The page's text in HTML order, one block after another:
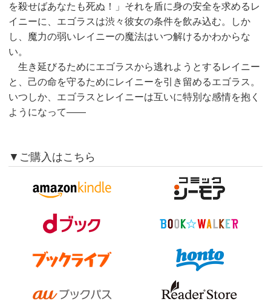
を殺せばあなたも死ぬ！」それを盾に身の安全を求めるレ
イニーに、エゴラスは渋々彼女の条件を飲み込む。しか
し、魔力の弱いレイニーの魔法はいつ解けるかわからな
い。
生き延びるためにエゴラスから逃れようとするレイニー
と、己の命を守るためにレイニーを引き留めるエゴラス。
いつしか、エゴラスとレイニーは互いに特別な感情を抱く
ようになって――
▼ご購入はこちら